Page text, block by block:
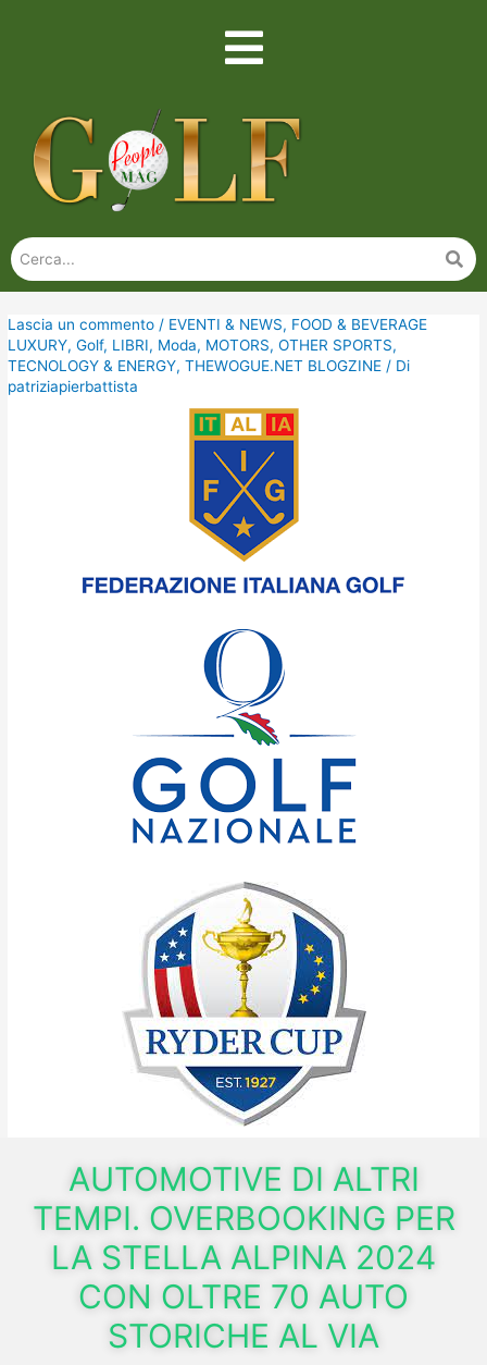
Lascia un commento / EVENTI & NEWS, FOOD & BEVERAGE
LUXURY,Golf, LIBRI, Moda, MOTORS,OTHER SPORTS,
TECNOLOGY & ENERGY,THEWOGUE.NET BLOGZINE / Di
patriziapierbattista
AUTOMOTIVE DI ALTRI
TEMPI. OVERBOOKING PER
LA STELLA ALPINA 2024
CON OLTRE 70 AUTO
STORICHE AL VIA